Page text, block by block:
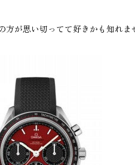
方が思い切ってて好きかも知れ